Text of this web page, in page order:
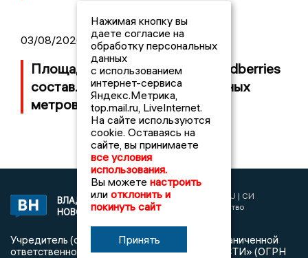
03/08/2026 14:13
Площадь пожара на складе Wildberries
составляет 100 тысяч квадратных
метров
ВЛАДИМИРСКИЕ
НОВОСТИ
2017 © NEWSVLADIMIR.RU | СИ
«Информационное агентство
Учредитель (соучредители): Общество с ограниченной
ответственностью «РЕГИОНАЛЬНЫЕ НОВОСТИ» (ОГРН
Нажимая кнопку вы
даете согласие на
обработку персональных
данных
с использованием
интернет-сервиса
Яндекс.Метрика,
top.mail.ru, LiveInternet.
На сайте используются
cookie. Оставаясь на
сайте, вы принимаете
все условия
использования.
Вы можете настроить
или отклонить и
покинуть сайт
Принять